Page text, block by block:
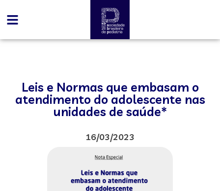
Leis e Normas que embasam o
atendimento do adolescente nas
unidades de saúde*
16/03/2023